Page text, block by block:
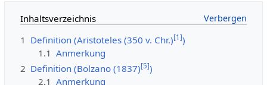
Inhaltsverzeichnis
1 Definition (Aristoteles (350 v. Chr.)[1 ])
1.1 Anmerkung
2 Definition (Bolzano (1837)[5])
2.1 Anmerkung